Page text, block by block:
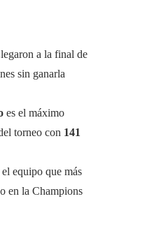
a la final de
sin ganarla
es el máximo
torneo con 141
el equipo que más
en la Champions